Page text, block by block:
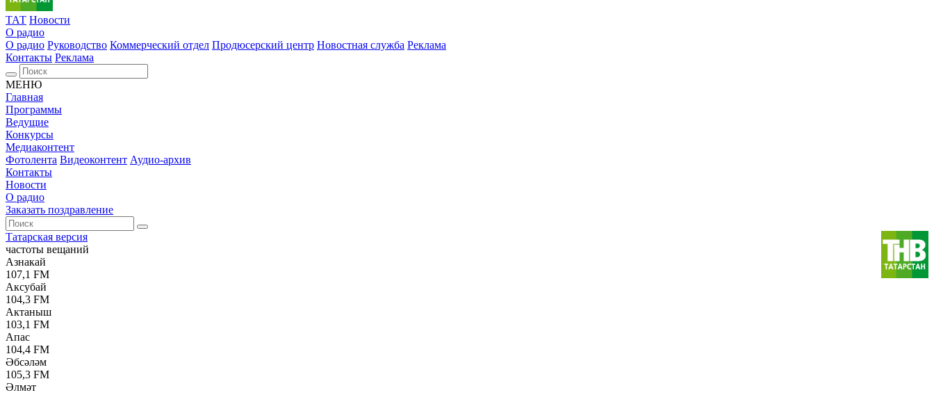
ТАТ Новости
О радио
О радио Руководство Коммерческий отдел Продюсерский центр Новостная служба Реклама
Контакты Реклама
МЕНЮ
Главная
Программы
Ведущие
Конкурсы
Медиаконтент
Фотолента Видеоконтент Аудио-архив
Контакты
Новости
О радио
Заказать поздравление
Татарская версия
частоты вещаний
Азнакай
107,1 FM
Аксубай
104,3 FM
Актаныш
103,1 FM
Апас
104,4 FM
Әбсәләм
105,3 FM
Әлмәт